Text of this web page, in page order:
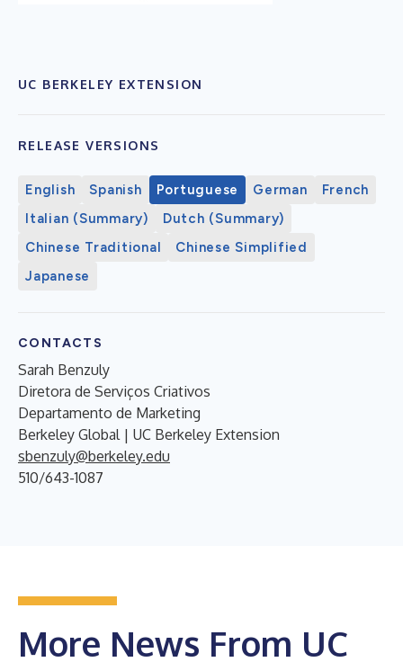
UC BERKELEY EXTENSION
RELEASE VERSIONS
English Spanish Portuguese German
French
Italian (Summary)
Dutch (Summary)
Chinese Traditional
Chinese Simplified
Japanese
CONTACTS
Sarah Benzuly
Diretora de Serviços Criativos
Departamento de Marketing
Berkeley Global | UC Berkeley Extension
sbenzuly@berkeley.edu
510/643-1087
More News From UC